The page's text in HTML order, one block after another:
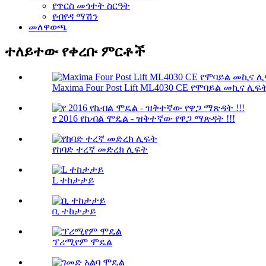
የጥርስ መጎተት ስርዓት
የብየዳ ማሽን
መለዋወጫ
ተለይተው የቀረቡ ምርቶች
Maxima Four Post Lift ML4030 CE የሞባይል መኪና
የ 2016 የኬብል ሞዴል - ዝቅተኛው የዋጋ ማጽዳት !!!
የከባድ ተረኛ መድረክ ሊፍት
L ተከታታይ
ቢ ተከታታይ
ፕሪሚየም ሞዴል